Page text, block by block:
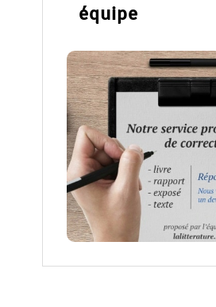
équipe